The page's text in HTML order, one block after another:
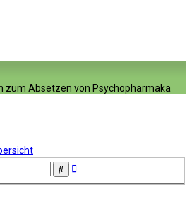
zum Absetzen von Psychopharmaka
SucheErweiterte